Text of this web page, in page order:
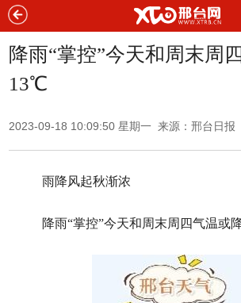
降雨“掌控”今天和周末周
13℃
2023-09-18 10:09:50 星期一 来源：邢台日报
雨降风起秋渐浓
降雨“掌控”今天和周末周四气温或